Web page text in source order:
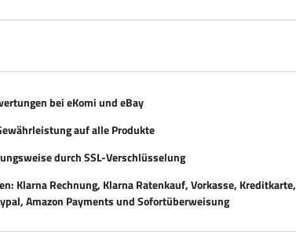
bei eKomi und eBay
auf alle Produkte
durch SSL-Verschlüsselung
Klarna Rechnung, Klarna Ratenkauf, Vorkasse, Kreditkarte,
Amazon Payments und Sofortüberweisung